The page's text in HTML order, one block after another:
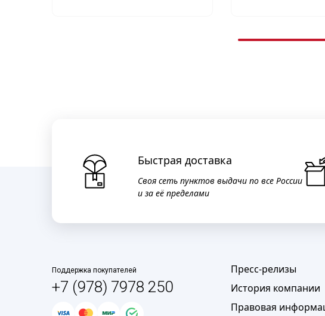
Быстрая доставка
Своя сеть пунктов выдачи по все России
и за её пределами
Поддержка покупателей
+7 (978) 7978 250
Пресс-релизы
История компании
Правовая